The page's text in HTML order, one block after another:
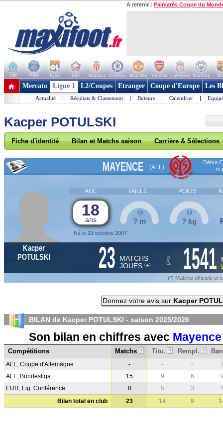
A retenir : Palmarès Coupe du
OM PSG Lyon Lille Monaco Chelsea Man Utd Arsenal Liverpool ManCity
+ de clubs
Mercato Ligue 1 L2/Coupes Etranger Coupe d'Europe Les
Actualité | Résultats & Classement | Buteurs | Calendrier |
Kacper POTULSKI
Fiche d'identité Bilan et Matchs saison Carrière & Sélections
MAYENCE (ALL)
Début
AGE TAILLE POIDS
18
ans
Né le 19 octobre 2007
? m ? kg
Kacper
POTULSKI
23 MATCHS
JOUES (*) & 1541
(*) Matchs officiels et
Donnez votre avis sur Kacper
BILAN de Kacper POTULSKI - saison 2025/2026
Son bilan en chiffres avec Mayence
Compétitions Matchs ? Titu. ? Rempl. ?
ALL, Coupe d'Allemagne - - -
ALL, Bundesliga
15 9 6
EUR, Lig. Conférence
8 5 3
Bilan total en club
23 14 9